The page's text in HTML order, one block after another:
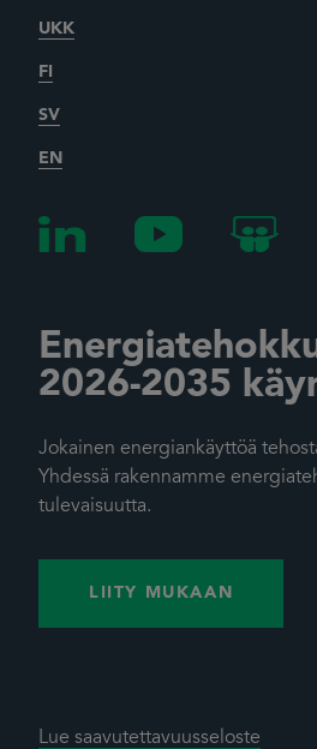
UKK
FI
SV
EN
2026-2035
Jokainen energiankäyttöä
Yhdessä rakennamme
tulevaisuutta.
LIITY MUKAAN
Lue saavutettavuusseloste